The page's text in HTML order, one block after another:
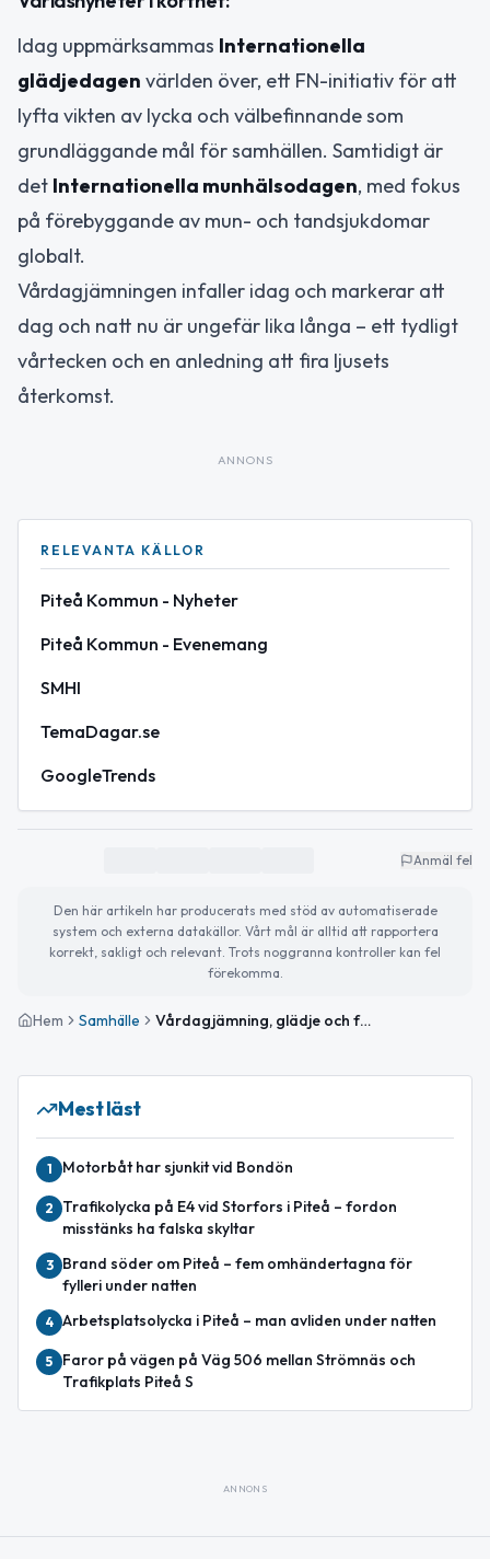
Idag uppmärksammas Internationella
glädjedagen världen över, ett FN-initiativ för att
lyfta vikten av lycka och välbefinnande som
grundläggande mål för samhällen. Samtidigt är
det Internationella munhälsodagen, med fokus
på förebyggande av mun- och tandsjukdomar
globalt.
Vårdagjämningen infaller idag och markerar att
dag och natt nu är ungefär lika långa – ett tydligt
vårtecken och en anledning att fira ljusets
återkomst.
ANNONS
RELEVANTA KÄLLOR
Piteå Kommun - Nyheter
Piteå Kommun - Evenemang
SMHI
TemaDagar.se
GoogleTrends
Anmäl fel
Den här artikeln har producerats med stöd av automatiserade
system och externa datakällor. Vårt mål är alltid att rapportera
korrekt, sakligt och relevant. Trots noggranna kontroller kan fel
förekomma.
Hem Samhälle Vårdagjämning, glädje och fullspäckad helg i Piteå
Mest läst
1 Motorbåt har sjunkit vid Bondön
2
Trafikolycka på E4 vid Storfors i Piteå – fordon
misstänks ha falska skyltar
3
Brand söder om Piteå – fem omhändertagna för
fylleri under natten
4 Arbetsplatsolycka i Piteå – man avliden under natten
5
Faror på vägen på Väg 506 mellan Strömnäs och
Trafikplats Piteå S
ANNONS